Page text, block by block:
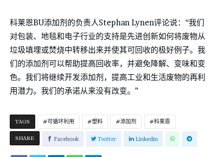
科莱恩BU添加剂的负责人Stephan Lynen评论说：“我们
对包装、地毯和电子行业的支持是先进创新如何将废物从
垃圾填埋或焚烧中转移出来并使其可回收的极好例子。我
们的添加剂可以帮助提高回收率，并避免降解、变味和变
色。我们将继续开发添加剂，提高工业和生活废物的再利
用潜力。我们的承诺从来没有改变。”
TAGS 可循环利用 塑料 添加剂 科莱恩
SHARE Facebook Twitter Linkedin